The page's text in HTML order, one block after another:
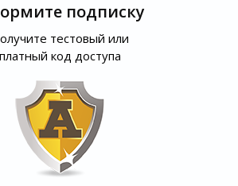
подписку
тестовый или
платный код доступа